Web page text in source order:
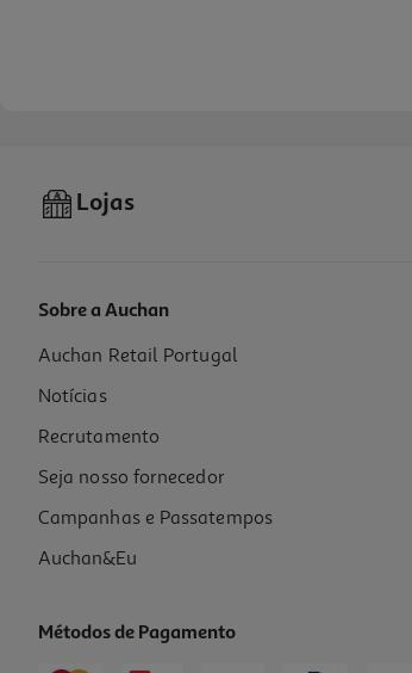
Cereais Seara Tostados Multicereais Com Mel Bio 150g
21 €/Kg
3,15 €
Lojas
Sobre a Auchan
Auchan Retail Portugal
Notícias
Recrutamento
Seja nosso fornecedor
Campanhas e Passatempos
Auchan&Eu
Métodos de Pagamento